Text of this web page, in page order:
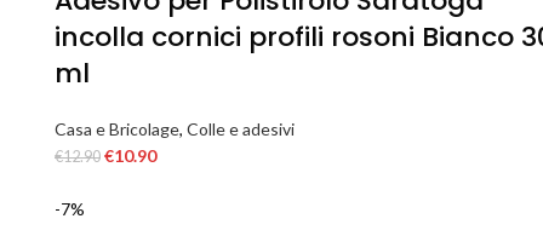
incolla cornici profili rosoni Bianco
ml
Casa e Bricolage, Colle e adesivi
€12.90 €10.90
-7%